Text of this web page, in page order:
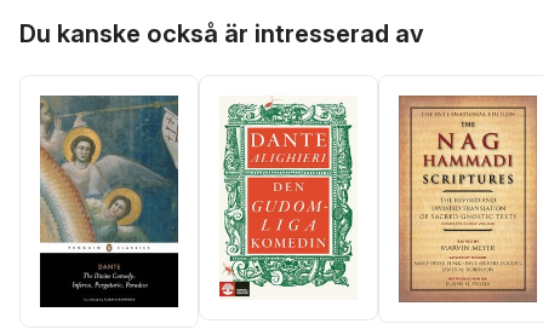
Du kanske också är intresserad av